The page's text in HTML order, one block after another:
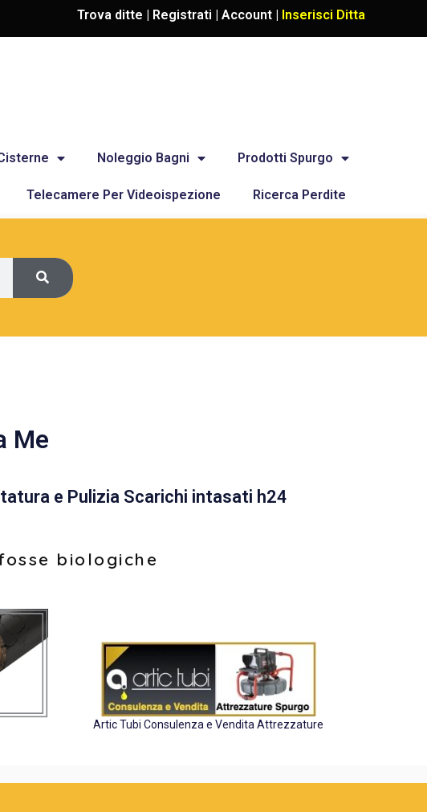
Trova ditte | Registrati | Account | Inserisci Ditta
Noleggio Bagni Prodotti Spurgo
Telecamere Per Videoispezione Ricerca Perdite
Me
e Pulizia Scarichi intasati h24
biologiche
Artic Tubi Consulenza e Vendita Attrezzature